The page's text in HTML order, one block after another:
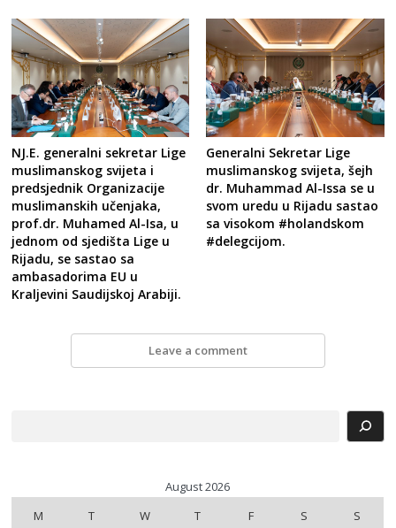
NJ.E. generalni sekretar Lige
muslimanskog svijeta i
predsjednik Organizacije
muslimanskih učenjaka,
prof.dr. Muhamed Al-Isa, u
jednom od sjedišta Lige u
Rijadu, se sastao sa
ambasadorima EU u
Kraljevini Saudijskoj Arabiji.
Generalni Sekretar Lige
muslimanskog svijeta, šejh
dr. Muhammad Al-Issa se u
svom uredu u Rijadu sastao
sa visokom #holandskom
#delegcijom.
Leave a comment
August 2026
M
T W T F S S